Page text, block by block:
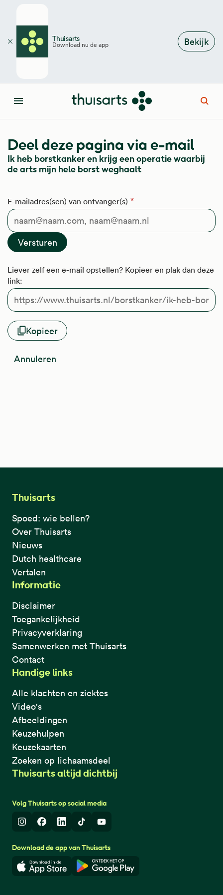
Thuisarts
Download nu de app Bekijk
Sluiten
Menu
Deel deze pagina via e-mail
Ik heb borstkanker en krijg een operatie waarbij
de arts mijn hele borst weghaalt
E-mailadres(sen) van ontvanger(s)
Liever zelf een e-mail opstellen? Kopieer en plak dan deze
link:
Kopieer
Annuleren
Thuisarts
Spoed: wie bellen?
Over Thuisarts
Nieuws
Dutch healthcare
Vertalen
Informatie
Disclaimer
Toegankelijkheid
Privacyverklaring
Samenwerken met Thuisarts
Contact
Handige links
Alle klachten en ziektes
Video's
Afbeeldingen
Keuzehulpen
Keuzekaarten
Zoeken op lichaamsdeel
Thuisarts altijd dichtbij
Volg Thuisarts op social media
InstagramFacebook
LinkedInTikTokYoutube
Download de app van Thuisarts
Download in de App StoreDownload in de Google Play